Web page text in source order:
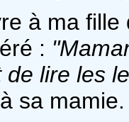
à ma
:
lire les
sa mamie.